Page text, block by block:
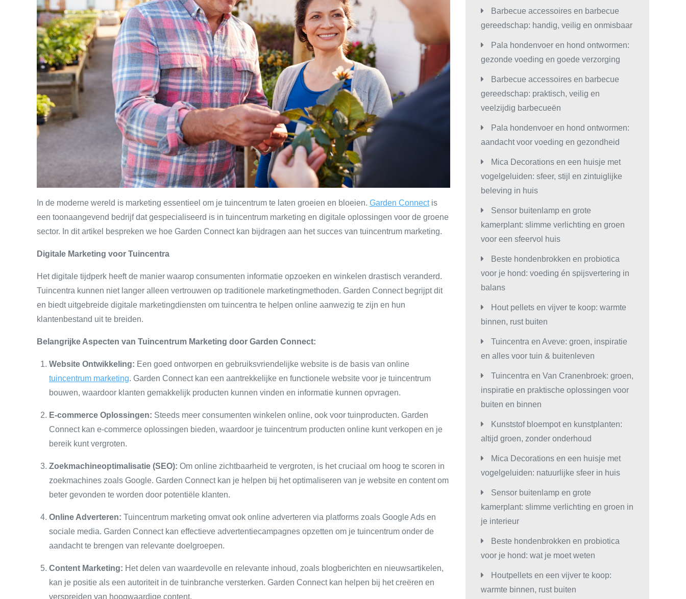
In de moderne wereld is marketing essentieel om je tuincentrum te laten groeien en bloeien. Garden Connectis
een toonaangevend bedrijf dat gespecialiseerd is in tuincentrum marketing en digitale oplossingen voor de groene
sector. In dit artikel bespreken we hoe Garden Connect kan bijdragen aan het succes van tuincentrum marketing.
Digitale Marketing voor Tuincentra
Het digitale tijdperk heeft de manier waarop consumenten informatie opzoeken en winkelen drastisch veranderd.
Tuincentra kunnen niet langer alleen vertrouwen op traditionele marketingmethoden. Garden Connect begrijpt dit
en biedt uitgebreide digitale marketingdiensten om tuincentra te helpen online aanwezig te zijn en hun
klantenbestand uit te breiden.
Belangrijke Aspecten van Tuincentrum Marketing door Garden Connect:
Website Ontwikkeling: Een goed ontworpen en gebruiksvriendelijke website is de basis van online
tuincentrum marketing. Garden Connect kan een aantrekkelijke en functionele website voor je tuincentrum
bouwen, waardoor klanten gemakkelijk producten kunnen vinden en informatie kunnen opvragen.
E-commerce Oplossingen: Steeds meer consumenten winkelen online, ook voor tuinproducten. Garden
Connect kan e-commerce oplossingen bieden, waardoor je tuincentrum producten online kunt verkopen en je
bereik kunt vergroten.
Zoekmachineoptimalisatie (SEO): Om online zichtbaarheid te vergroten, is het cruciaal om hoog te scoren in
zoekmachines zoals Google. Garden Connect kan je helpen bij het optimaliseren van je website en content om
beter gevonden te worden door potentiële klanten.
Online Adverteren: Tuincentrum marketing omvat ook online adverteren via platforms zoals Google Ads en
sociale media. Garden Connect kan effectieve advertentiecampagnes opzetten om je tuincentrum onder de
aandacht te brengen van relevante doelgroepen.
Content Marketing: Het delen van waardevolle en relevante inhoud, zoals blogberichten en nieuwsartikelen,
kan je positie als een autoriteit in de tuinbranche versterken. Garden Connect kan helpen bij het creëren en
verspreiden van hoogwaardige content.
Barbecue accessoires en barbecue
gereedschap: handig, veilig en onmisbaar
Pala hondenvoer en hond ontwormen:
gezonde voeding en goede verzorging
Barbecue accessoires en barbecue
gereedschap: praktisch, veilig en
veelzijdig barbecueën
Pala hondenvoer en hond ontwormen:
aandacht voor voeding en gezondheid
Mica Decorations en een huisje met
vogelgeluiden: sfeer, stijl en zintuiglijke
beleving in huis
Sensor buitenlamp en grote
kamerplant: slimme verlichting en groen
voor een sfeervol huis
Beste hondenbrokken en probiotica
voor je hond: voeding én spijsvertering in
balans
Hout pellets en vijver te koop: warmte
binnen, rust buiten
Tuincentra en Aveve: groen, inspiratie
en alles voor tuin & buitenleven
Tuincentra en Van Cranenbroek: groen,
inspiratie en praktische oplossingen voor
buiten en binnen
Kunststof bloempot en kunstplanten:
altijd groen, zonder onderhoud
Mica Decorations en een huisje met
vogelgeluiden: natuurlijke sfeer in huis
Sensor buitenlamp en grote
kamerplant: slimme verlichting en groen in
je interieur
Beste hondenbrokken en probiotica
voor je hond: wat je moet weten
Houtpellets en een vijver te koop:
warmte binnen, rust buiten